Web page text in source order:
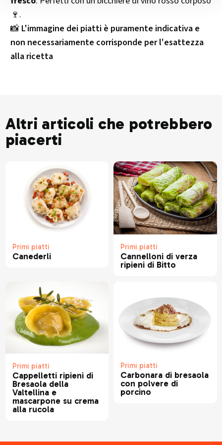
🍷.
📸 L'immagine dei piatti è puramente indicativa e
non necessariamente corrisponde per l'esattezza
alla ricetta
Altri articoli che potrebbero
piacerti
Primi piatti
Canederli
Primi piatti
Cannelloni di verza
ripieni di Bitto
Primi piatti
Cappelletti ripieni di
Bresaola della
Valtellina e
mascarpone su crema
alla rucola
Primi piatti
Carbonara di bresaola
con polvere di
porcino